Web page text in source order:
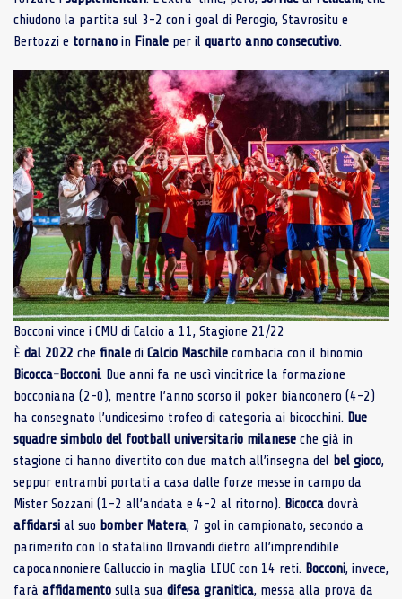
chiudono la partita sul 3-2 con i goal di Perogio, Stavrositu e
Bertozzi e tornano in Finale per il quarto anno consecutivo.
Bocconi vince i CMU di Calcio a 11, Stagione 21/22
È dal 2022 che finale di Calcio Maschile combacia con il binomio
Bicocca-Bocconi. Due anni fa ne uscì vincitrice la formazione
bocconiana (2-0), mentre l’anno scorso il poker bianconero (4-2)
ha consegnato l’undicesimo trofeo di categoria ai bicocchini. Due
squadre simbolo del football universitario milanese che già in
stagione ci hanno divertito con due match all’insegna del bel gioco,
seppur entrambi portati a casa dalle forze messe in campo da
Mister Sozzani (1-2 all’andata e 4-2 al ritorno). Bicocca dovrà
affidarsi al suo bomber Matera, 7 gol in campionato, secondo a
parimerito con lo statalino Drovandi dietro all’imprendibile
capocannoniere Galluccio in maglia LIUC con 14 reti. Bocconi, invece,
farà affidamento sulla sua difesa granitica, messa alla prova da